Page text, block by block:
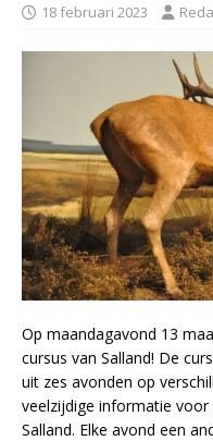
18 februari 2023
Op maandagavond 13
cursus van Salland! De
uit zes avonden op
veelzijdige informatie
Salland. Elke avond een